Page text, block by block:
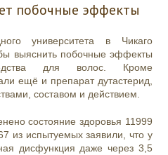
побочные эффекты
университета в Чикаго
выяснить побочные эффекты
для волос. Кроме
ещё и препарат дутастерид,
составом и действием.
состояние здоровья 11999
из испытуемых заявили, что у
дисфункция даже через 3,5